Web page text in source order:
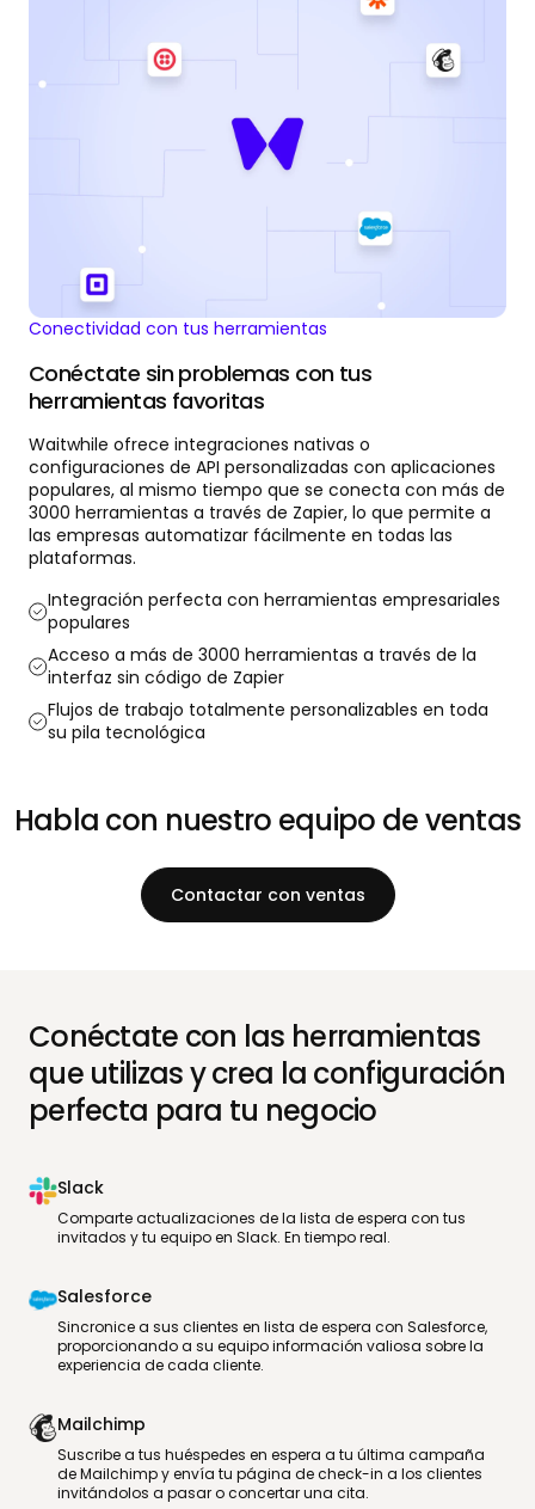
Conectividad con tus herramientas
Conéctate sin problemas con tus
herramientas favoritas
Waitwhile ofrece integraciones nativas o
configuraciones de API personalizadas con aplicaciones
populares, al mismo tiempo que se conecta con más de
3000 herramientas a través de Zapier, lo que permite a
las empresas automatizar fácilmente en todas las
plataformas.
Integración perfecta con herramientas empresariales
populares
Acceso a más de 3000 herramientas a través de la
interfaz sin código de Zapier
Flujos de trabajo totalmente personalizables en toda
su pila tecnológica
Habla con nuestro equipo de ventas
Contactar con ventas
Conéctate con las herramientas
que utilizas y crea la configuración
perfecta para tu negocio
Slack
Comparte actualizaciones de la lista de espera con tus
invitados y tu equipo en Slack. En tiempo real.
Salesforce
Sincronice a sus clientes en lista de espera con Salesforce,
proporcionando a su equipo información valiosa sobre la
experiencia de cada cliente.
Mailchimp
Suscribe a tus huéspedes en espera a tu última campaña
de Mailchimp y envía tu página de check-in a los clientes
invitándolos a pasar o concertar una cita.